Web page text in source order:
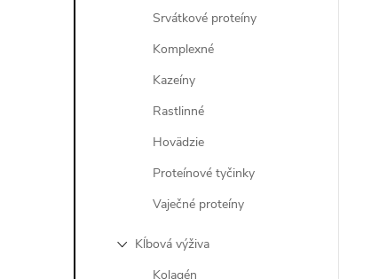
Srvátkové proteíny
Komplexné
Kazeíny
Rastlinné
Hovädzie
Proteínové tyčinky
Vaječné proteíny
Kĺbová výživa
Kolagén